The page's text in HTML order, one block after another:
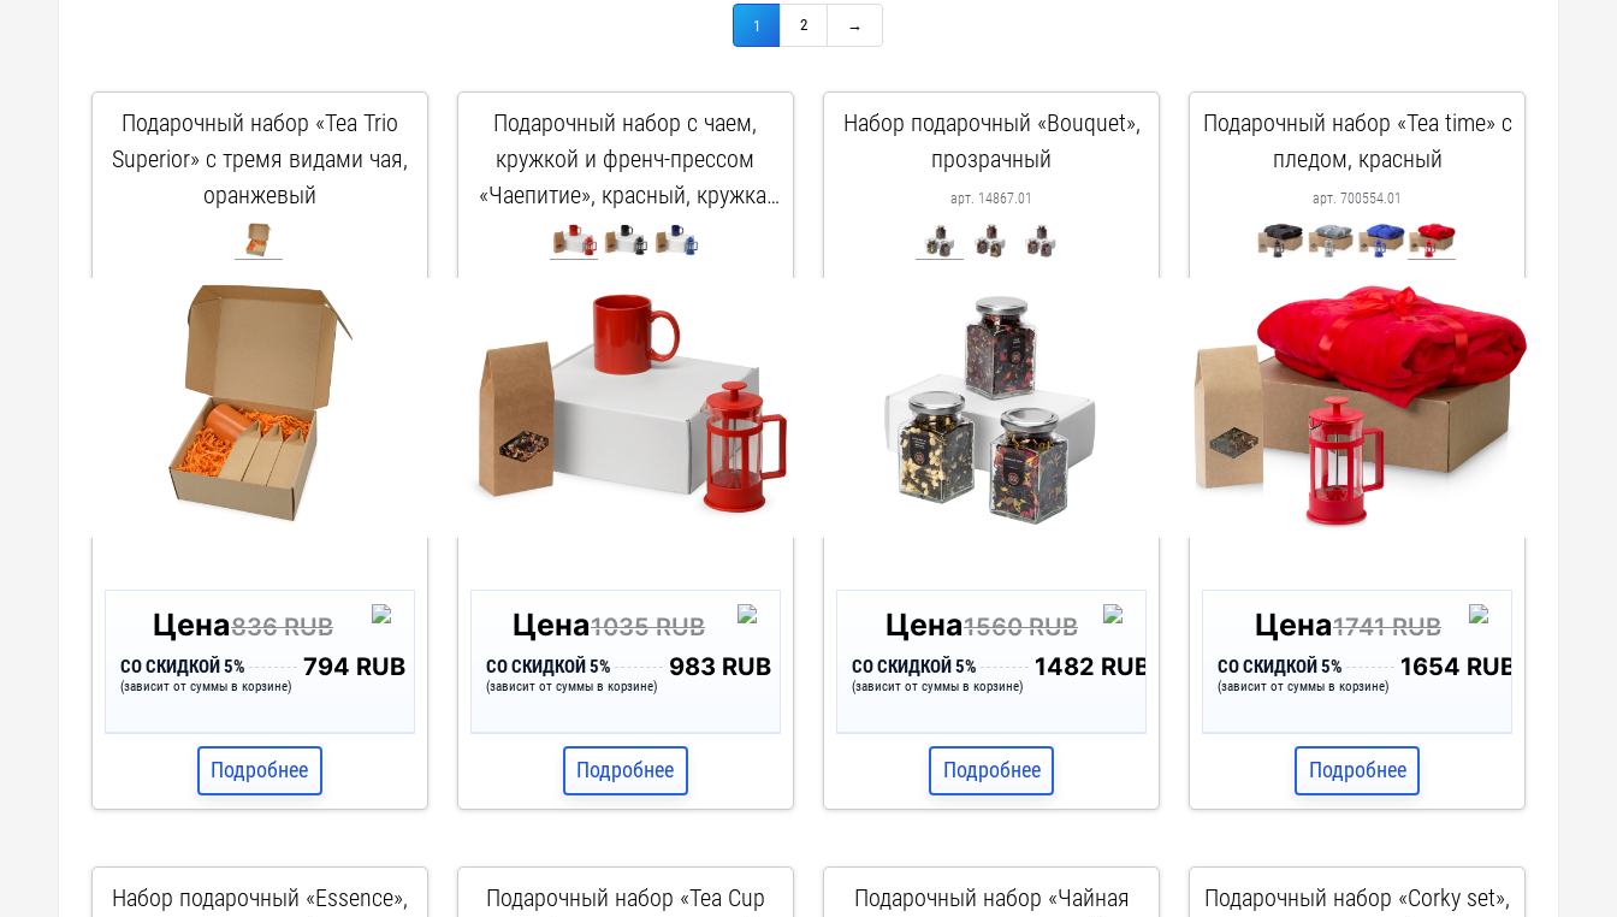
1 2 →
Подарочный набор «Tea Trio
Superior» с тремя видами чая,
оранжевый
арт. 700158
Цена836 RUB
СО СКИДКОЙ 5%
(зависит от суммы в корзине)
794 RUB
Подробнее
Подарочный набор с чаем,
кружкой и френч-прессом
«Чаепитие», красный, кружка-
красный, френч-пресс-
красный/прозрачный
арт. 700411.01
Цена1035 RUB
СО СКИДКОЙ 5%
(зависит от суммы в корзине)
983 RUB
Подробнее
Набор подарочный «Bouquet»,
прозрачный
арт. 14867.01
Цена1560 RUB
СО СКИДКОЙ 5%
(зависит от суммы в корзине)
1482 RUB
Подробнее
Подарочный набор «Tea time» с
пледом, красный
арт. 700554.01
Цена1741 RUB
СО СКИДКОЙ 5%
(зависит от суммы в корзине)
1654 RUB
Подробнее
Набор подарочный «Essence»,
Подарочный набор «Tea Cup
Подарочный набор «Чайная
Подарочный набор «Corky set»,